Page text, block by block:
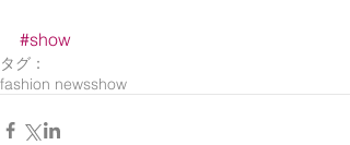
#show
タグ：
fashion newsshow